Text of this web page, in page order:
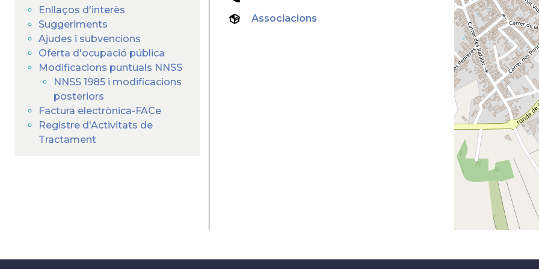
Enllaços d'interès
Suggeriments
Ajudes i subvencions
Oferta d'ocupació pública
Modificacions puntuals NNSS
NNSS 1985 i modificacions
posteriors
Factura electrònica-FACe
Registre d'Activitats de
Tractament
Associacions